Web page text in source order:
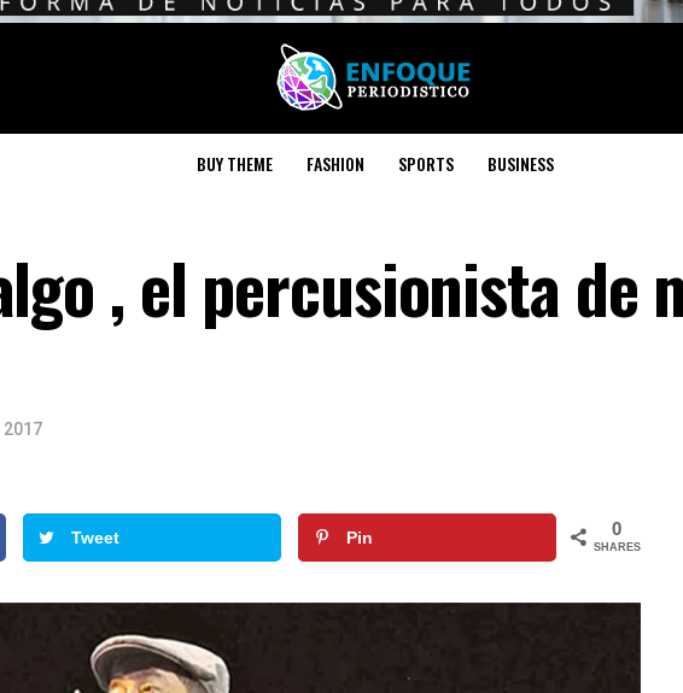
BUY THEME FASHION SPORTS BUSINESS
, el percusionista de
2017
Tweet Pin 0
SHARES